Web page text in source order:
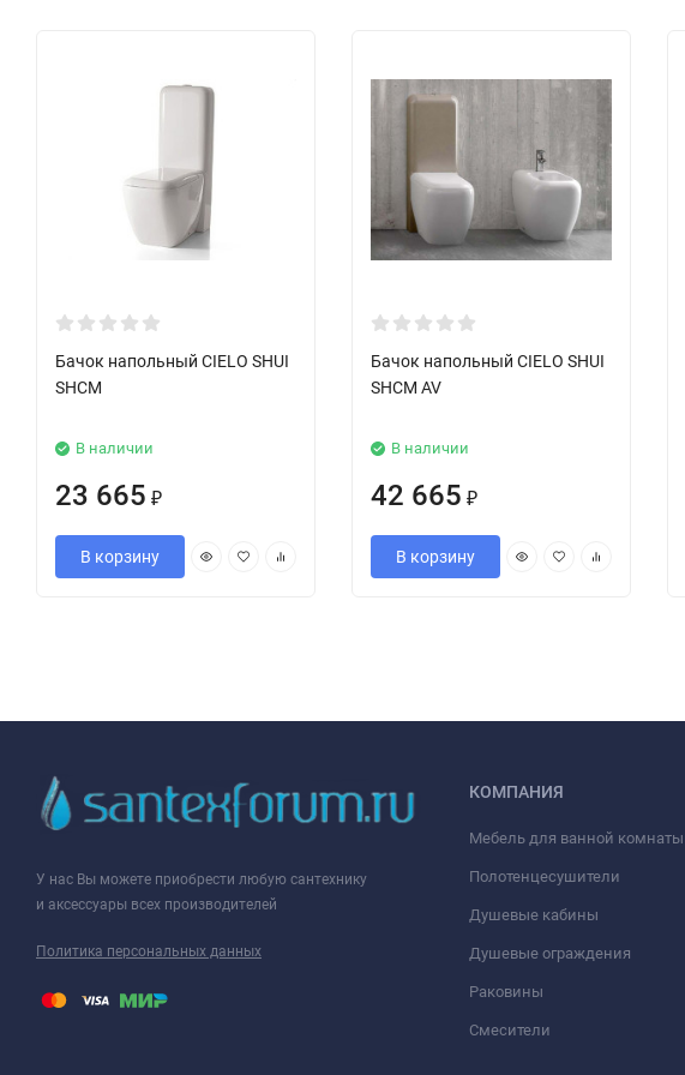
Бачок напольный CIELO SHUI
SHCM
В наличии
23 665 ₽
В корзину
Бачок напольный CIELO SHUI
SHCM AV
В наличии
42 665 ₽
В корзину
У нас Вы можете приобрести любую сантехнику
и аксессуары всех производителей
Политика персональных данных
КОМПАНИЯ
Мебель для ванной комнаты
Полотенцесушители
Душевые кабины
Душевые ограждения
Раковины
Смесители